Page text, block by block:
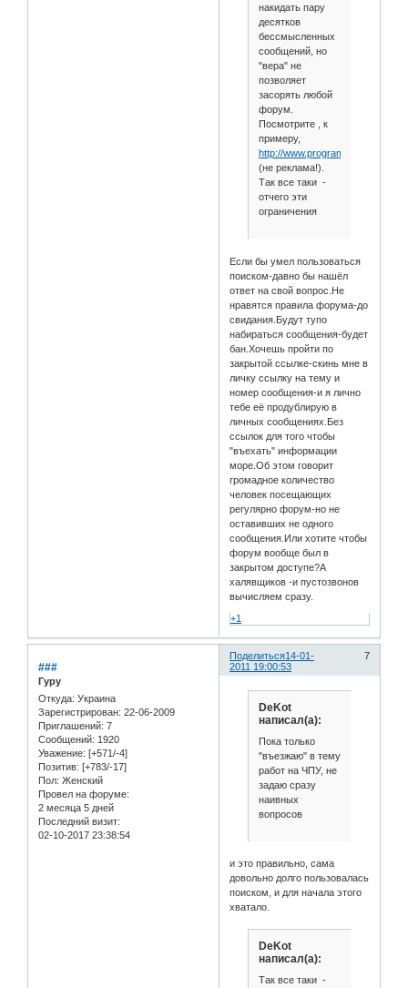
накидать пару
десятков
бессмысленных
сообщений, но
"вера" не
позволяет
засорять любой
форум.
Посмотрите , к
примеру,
http://www.programmersforum.ru/
(не реклама!).
Так все таки -
отчего эти
ограничения
Если бы умел пользоваться
поиском-давно бы нашёл
ответ на свой вопрос.Не
нравятся правила форума-до
свидания.Будут тупо
набираться сообщения-будет
бан.Хочешь пройти по
закрытой ссылке-скинь мне в
личку ссылку на тему и
номер сообщения-и я лично
тебе её продублирую в
личных сообщениях.Без
ссылок для того чтобы
"въехать" информации
море.Об этом говорит
громадное количество
человек посещающих
регулярно форум-но не
оставивших не одного
сообщения.Или хотите чтобы
форум вообще был в
закрытом доступе?А
халявщиков -и пустозвонов
вычисляем сразу.
+1
Поделиться 7
14-01-
2011 19:00:53
###
Гуру
Откуда: Украина
Зарегистрирован: 22-06-2009
Приглашений: 7
Сообщений: 1920
Уважение: [+571/-4]
Позитив: [+783/-17]
Пол: Женский
Провел на форуме:
2 месяца 5 дней
Последний визит:
02-10-2017 23:38:54
DeKot
написал(а):
Пока только
"въезжаю" в тему
работ на ЧПУ, не
задаю сразу
наивных
вопросов
и это правильно, сама
довольно долго пользовалась
поиском, и для начала этого
хватало.
DeKot
написал(а):
Так все таки -